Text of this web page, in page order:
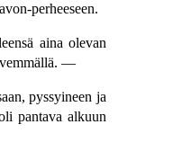
perheeseen.
aina olevan
—
pyssyineen ja
pantava alkuun